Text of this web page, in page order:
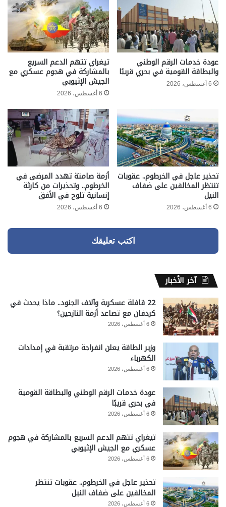
عودة خدمات الرقم الوطني
والبطاقة القومية في بحري قريبًا
6 أغسطس، 2026
تيغراي تتهم الدعم السريع
بالمشاركة في هجوم عسكري مع
الجيش الإثيوبي
6 أغسطس، 2026
تحذير عاجل في الخرطوم.. عقوبات
تنتظر المخالفين على ضفاف
النيل
6 أغسطس، 2026
أزمة صامتة تهدد المرضى في
الخرطوم.. وتحذيرات من كارثة
إنسانية تلوح في الأفق
6 أغسطس، 2026
اكتب تعليقك
آخر الأخبار
22 قافلة عسكرية وآلاف الجنود.. ماذا يحدث في
كردفان مع تصاعد أزمة النازحين؟
6 أغسطس، 2026
وزير الطاقة يعلن انفراجة مرتقبة في إمدادات
الكهرباء
6 أغسطس، 2026
عودة خدمات الرقم الوطني والبطاقة القومية
في بحري قريبًا
6 أغسطس، 2026
تيغراي تتهم الدعم السريع بالمشاركة في هجوم
عسكري مع الجيش الإثيوبي
6 أغسطس، 2026
تحذير عاجل في الخرطوم.. عقوبات تنتظر
المخالفين على ضفاف النيل
6 أغسطس، 2026